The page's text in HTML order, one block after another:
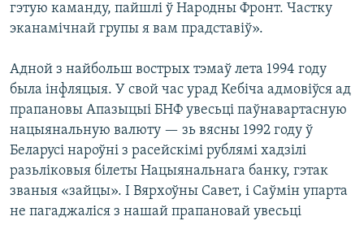
гэтую каманду, пайшлі ў Народны Фронт. Частку
эканамічнай групы я вам прадставіў».
Адной з найбольш вострых тэмаў лета 1994 году
была інфляцыя. У свой час урад Кебіча адмовіўся ад
прапановы Апазыцыі БНФ увесьці паўнавартасную
нацыянальную валюту — зь вясны 1992 году ў
Беларусі нароўні з расейскімі рублямі хадзілі
разьліковыя білеты Нацыянальнага банку, гэтак
званыя «зайцы». І Вярхоўны Савет, і Саўмін упарта
не пагаджаліся з нашай прапановай увесьці